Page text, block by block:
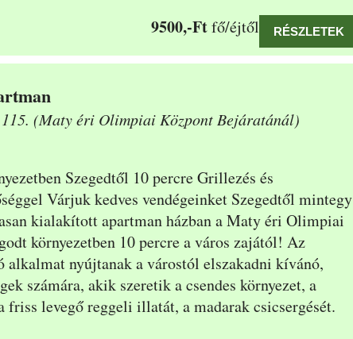
9500,-Ftfő/éjtől RÉSZLETEK
115. (Maty éri Olimpiai Központ Bejáratánál)
Szegedtől 10 percre Grillezés és
Várjuk kedves vendégeinket Szegedtől mintegy
kialakított apartman házban a Maty éri Olimpiai
környezetben 10percre a város zajától! Az
nyújtanak a várostól elszakadni kívánó,
számára, akik szeretik a csendes környezet, a
friss levegő reggeli illatát, a madarak csicsergését.